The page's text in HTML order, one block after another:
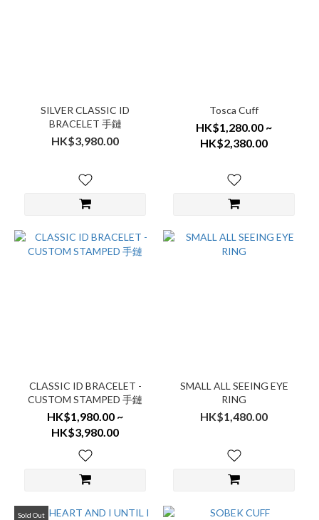
SILVER CLASSIC ID
BRACELET 手鏈
HK$3,980.00
Tosca Cuff
HK$1,280.00 ~
HK$2,380.00
CLASSIC ID BRACELET -
CUSTOM STAMPED 手鏈
HK$1,980.00 ~
HK$3,980.00
SMALL ALL SEEING EYE
RING
HK$1,480.00
Sold Out